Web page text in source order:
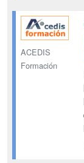
ACEDIS
Formación